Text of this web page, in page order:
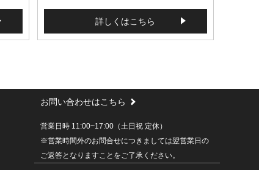
詳しくはこちら
お問い合わせはこちら
営業日時 11:00~17:00（土日祝 定休）
※営業時間外のお問合せにつきましては翌営業日の
ご返答となりますことをご了承ください。